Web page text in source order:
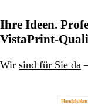
Ihre Ideen.
VistaPrint-
Wir sind für Sie da